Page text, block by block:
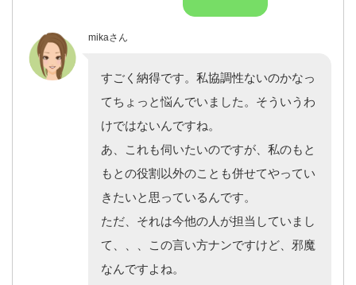
mikaさん
すごく納得です。私協調性ないのかなっ
てちょっと悩んでいました。そういうわ
けではないんですね。
あ、これも伺いたいのですが、私のもと
もとの役割以外のことも併せてやってい
きたいと思っているんです。
ただ、それは今他の人が担当していまし
て、、、この言い方ナンですけど、邪魔
なんですよね。